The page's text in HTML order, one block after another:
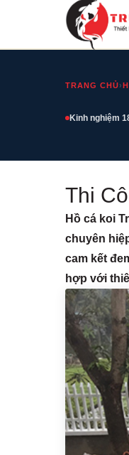
TRANG CHỦ›
Kinh nghiệm
Thi
Hồ cá koi
chuyên
cam kết
hợp với